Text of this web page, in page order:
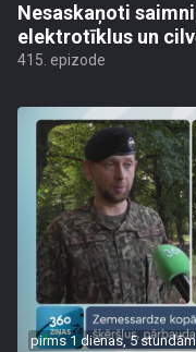
Nesaskaņoti
elektrotīklus un
415. epizode
pirms 1 dienas, 5 stundām